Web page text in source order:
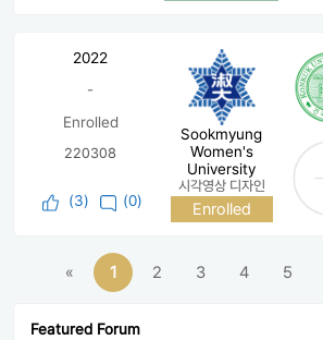
2022
-
Enrolled
220308
(3) (0)
Sookmyung
Women's
University
시각영상 디자인
Enrolled
« 1 2 3 4 5
Featured Forum